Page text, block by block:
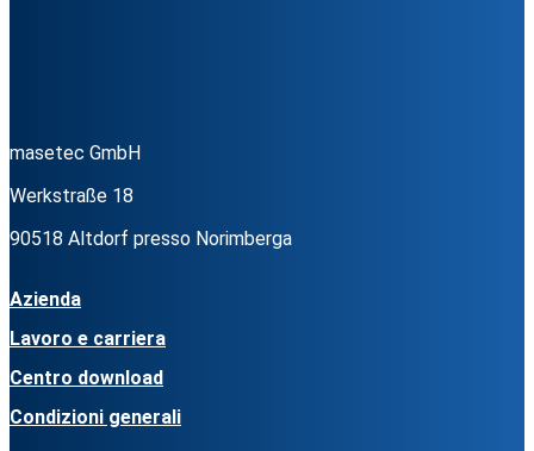
masetec GmbH
Werkstraße 18
90518 Altdorf presso Norimberga
Azienda
Lavoro e carriera
Centro download
Condizioni generali